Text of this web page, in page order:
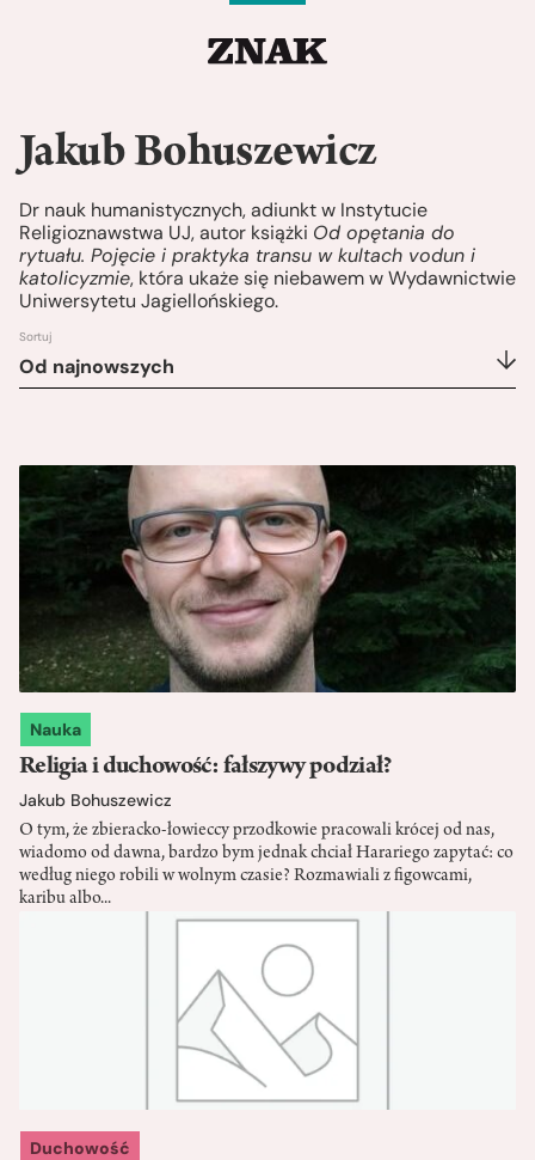
Jakub Bohuszewicz
Dr nauk humanistycznych, adiunkt w Instytucie
Religioznawstwa UJ, autor książki Od opętania do
rytuału. Pojęcie i praktyka transu w kultach vodun i
katolicyzmie, która ukaże się niebawem w Wydawnictwie
Uniwersytetu Jagiellońskiego.
Sortuj
Od najnowszych
Nauka
Religia i duchowość: fałszywy podział?
Jakub Bohuszewicz
O tym, że zbieracko-łowieccy przodkowie pracowali krócej od nas,
wiadomo od dawna, bardzo bym jednak chciał Harariego zapytać: co
według niego robili w wolnym czasie? Rozmawiali z figowcami,
karibu albo...
Duchowość